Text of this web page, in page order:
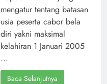
mengatur tentang batasan
usia peserta cabor bela
diri yakni maksimal
kelahiran 1 Januari 2005
...
Baca Selanjutnya